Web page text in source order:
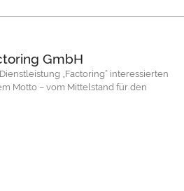
GmbH
„Factoring“ interessierten
Motto – vom Mittelstand für den